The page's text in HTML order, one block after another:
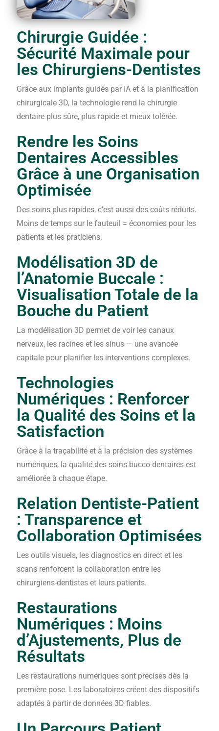
Chirurgie Guidée :
Sécurité Maximale pour
les Chirurgiens-Dentistes
Grâce aux implants guidés par IA et à la planification
chirurgicale 3D, la technologie rend la chirurgie
dentaire plus sûre, plus rapide et mieux tolérée.
Rendre les Soins
Dentaires Accessibles
Grâce à une Organisation
Optimisée
Des soins plus rapides, c’est aussi des coûts réduits.
Moins de temps sur le fauteuil = économies pour les
patients et les praticiens.
Modélisation 3D de
l’Anatomie Buccale :
Visualisation Totale de la
Bouche du Patient
La modélisation 3D permet de voir les canaux
nerveux, les racines et les sinus — une avancée
capitale pour planifier les interventions complexes.
Technologies
Numériques : Renforcer
la Qualité des Soins et la
Satisfaction
Grâce à la traçabilité et à la précision des systèmes
numériques, la qualité des soins bucco-dentaires est
améliorée à chaque étape.
Relation Dentiste-Patient
: Transparence et
Collaboration Optimisées
Les outils visuels, les diagnostics en direct et les
scans renforcent la collaboration entre les
chirurgiens-dentistes et leurs patients.
Restaurations
Numériques : Moins
d’Ajustements, Plus de
Résultats
Les restaurations numériques sont précises dès la
première pose. Les laboratoires créent des dispositifs
adaptés à partir de données 3D fiables.